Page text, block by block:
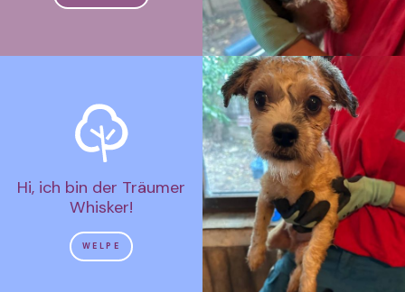
Hi, ich bin der Träumer
Whisker!
WELPE